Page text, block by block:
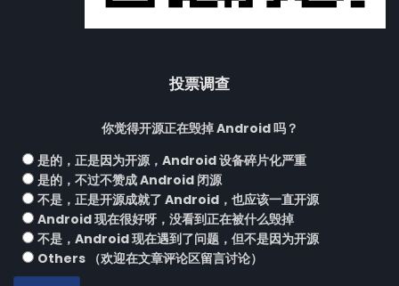
投票调查
你觉得开源正在毁掉 Android 吗？
是的，正是因为开源，Android 设备碎片化严重
是的，不过不赞成 Android 闭源
不是，正是开源成就了 Android，也应该一直开源
Android 现在很好呀，没看到正在被什么毁掉
不是，Android 现在遇到了问题，但不是因为开源
Others （欢迎在文章评论区留言讨论）